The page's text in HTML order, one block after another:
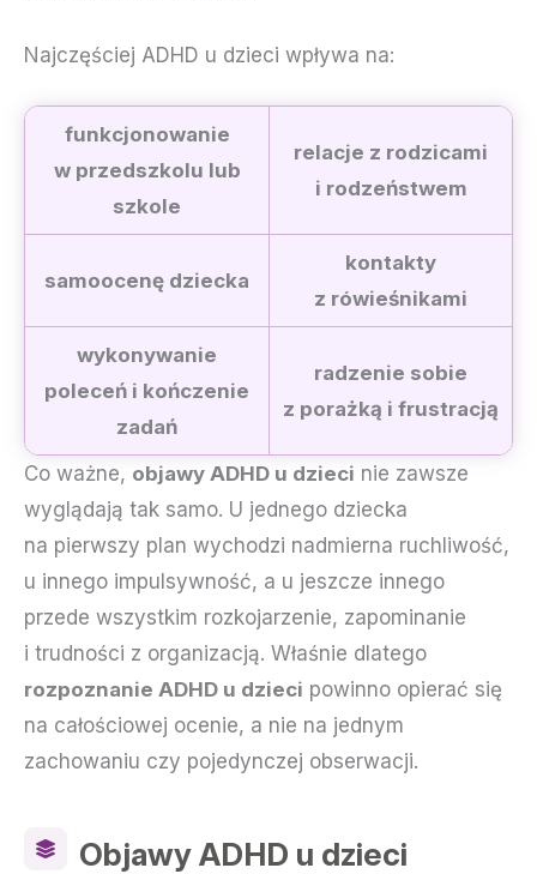
Najczęściej ADHD u dzieci wpływa na:
funkcjonowanie
w przedszkolu lub
szkole
relacje z rodzicami
i rodzeństwem
samoocenę dziecka
kontakty
z rówieśnikami
wykonywanie
poleceń i kończenie
zadań
radzenie sobie
z porażką i frustracją
Co ważne, objawy ADHD u dzieci nie zawsze
wyglądają tak samo. U jednego dziecka
na pierwszy plan wychodzi nadmierna ruchliwość,
u innego impulsywność, a u jeszcze innego
przede wszystkim rozkojarzenie, zapominanie
i trudności z organizacją. Właśnie dlatego
rozpoznanie ADHD u dzieci powinno opierać się
na całościowej ocenie, a nie na jednym
zachowaniu czy pojedynczej obserwacji.
Objawy ADHD u dzieci